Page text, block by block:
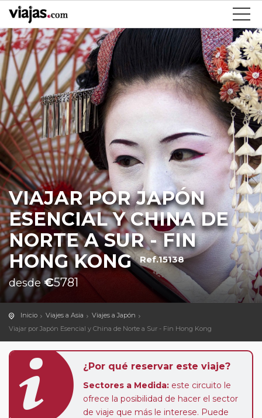
VIAJAR POR JAPÓN
ESENCIAL Y CHINA DE
NORTE A SUR - FIN
HONG KONG Ref.15138
desde€5781
Inicio Viajes a Asia
Viajes a Japón
Viajar por Japón Esencial y China de Norte a Sur - Fin Hong Kong
¿Por qué reservar este viaje?
Sectores a Medida: este circuito le
ofrece la posibilidad de hacer el sector
de viaje que más le interese. Puede